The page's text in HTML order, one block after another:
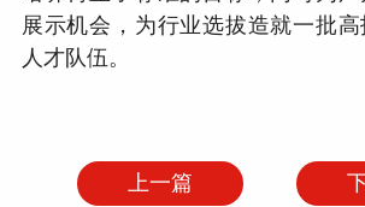
展示机会，为行业选拔造就一批
人才队伍。
上一篇